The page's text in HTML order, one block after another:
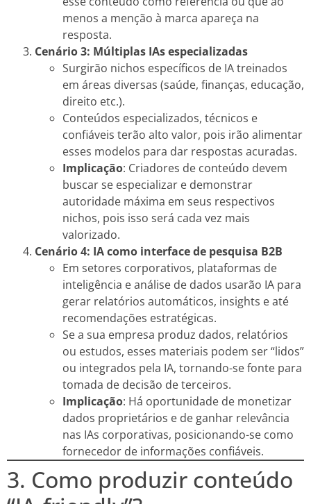
menos a menção à marca apareça na
resposta.
Cenário 3: Múltiplas IAs especializadas
Surgirão nichos específicos de IA treinados
em áreas diversas (saúde, finanças, educação,
direito etc.).
Conteúdos especializados, técnicos e
confiáveis terão alto valor, pois irão alimentar
esses modelos para dar respostas acuradas.
Implicação: Criadores de conteúdo devem
buscar se especializar e demonstrar
autoridade máxima em seus respectivos
nichos, pois isso será cada vez mais
valorizado.
Cenário 4: IA como interface de pesquisa B2B
Em setores corporativos, plataformas de
inteligência e análise de dados usarão IA para
gerar relatórios automáticos, insights e até
recomendações estratégicas.
Se a sua empresa produz dados, relatórios
ou estudos, esses materiais podem ser “lidos”
ou integrados pela IA, tornando-se fonte para
tomada de decisão de terceiros.
Implicação: Há oportunidade de monetizar
dados proprietários e de ganhar relevância
nas IAs corporativas, posicionando-se como
fornecedor de informações confiáveis.
3. Como produzir conteúdo